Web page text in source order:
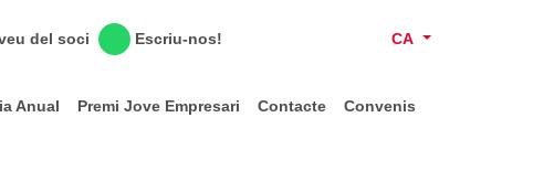
del soci Escriu-nos! CA
Anual Premi Jove Empresari Contacte Convenis